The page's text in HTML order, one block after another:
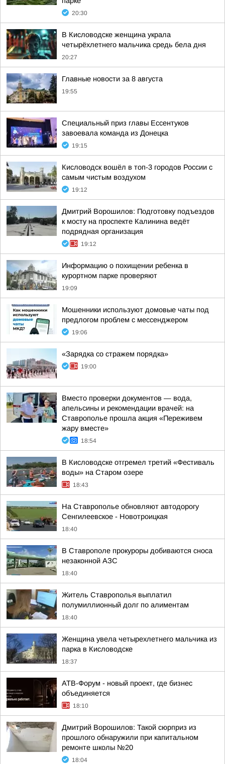
20:30
В Кисловодске женщина украла
четырёхлетнего мальчика средь бела дня
20:27
Главные новости за 8 августа
19:55
Специальный приз главы Ессентуков
завоевала команда из Донецка
19:15
Кисловодск вошёл в топ-3 городов России с
самым чистым воздухом
19:12
Дмитрий Ворошилов: Подготовку подъездов
к мосту на проспекте Калинина ведёт
подрядная организация
19:12
Информацию о похищении ребенка в
курортном парке проверяют
19:09
Мошенники используют домовые чаты под
предлогом проблем с мессенджером
19:06
«Зарядка со стражем порядка»
19:00
Вместо проверки документов — вода,
апельсины и рекомендации врачей: на
Ставрополье прошла акция «Переживем
жару вместе»
18:54
В Кисловодске отгремел третий «Фестиваль
воды» на Старом озере
18:43
На Ставрополье обновляют автодорогу
Сенгилеевское - Новотроицкая
18:40
В Ставрополе прокуроры добиваются сноса
незаконной АЗС
18:40
Житель Ставрополья выплатил
полумиллионный долг по алиментам
18:40
Женщина увела четырехлетнего мальчика из
парка в Кисловодске
18:37
АТВ-Форум - новый проект, где бизнес
объединяется
18:10
Дмитрий Ворошилов: Такой сюрприз из
прошлого обнаружили при капитальном
ремонте школы №20
18:04